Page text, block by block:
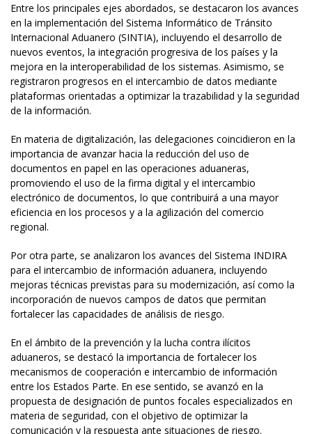
Entre los principales ejes abordados, se destacaron los avances
en la implementación del Sistema Informático de Tránsito
Internacional Aduanero (SINTIA), incluyendo el desarrollo de
nuevos eventos, la integración progresiva de los países y la
mejora en la interoperabilidad de los sistemas. Asimismo, se
registraron progresos en el intercambio de datos mediante
plataformas orientadas a optimizar la trazabilidad y la seguridad
de la información.
En materia de digitalización, las delegaciones coincidieron en la
importancia de avanzar hacia la reducción del uso de
documentos en papel en las operaciones aduaneras,
promoviendo el uso de la firma digital y el intercambio
electrónico de documentos, lo que contribuirá a una mayor
eficiencia en los procesos y a la agilización del comercio
regional.
Por otra parte, se analizaron los avances del Sistema INDIRA
para el intercambio de información aduanera, incluyendo
mejoras técnicas previstas para su modernización, así como la
incorporación de nuevos campos de datos que permitan
fortalecer las capacidades de análisis de riesgo.
En el ámbito de la prevención y la lucha contra ilícitos
aduaneros, se destacó la importancia de fortalecer los
mecanismos de cooperación e intercambio de información
entre los Estados Parte. En ese sentido, se avanzó en la
propuesta de designación de puntos focales especializados en
materia de seguridad, con el objetivo de optimizar la
comunicación y la respuesta ante situaciones de riesgo.